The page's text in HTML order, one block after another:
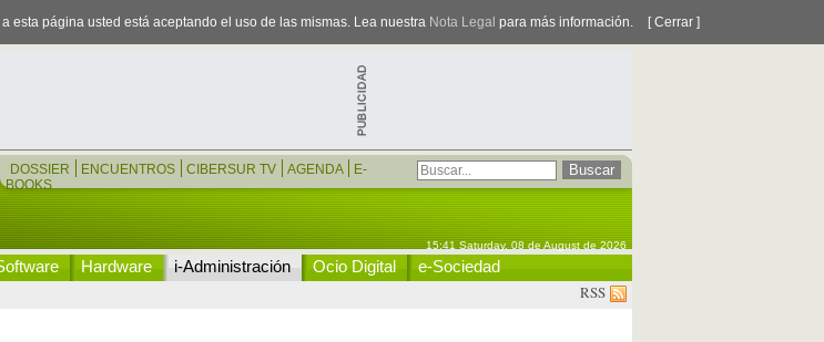
esta página usted está aceptando el uso de las mismas. Lea nuestra Nota Legal para más información. [ Cerrar ]
DOSSIER ENCUENTROS CIBERSUR TV AGENDA
E-
BOOKS
15:41 Saturday, 08 de August de 2026
Hardware i-Administración Ocio Digital e-Sociedad
RSS